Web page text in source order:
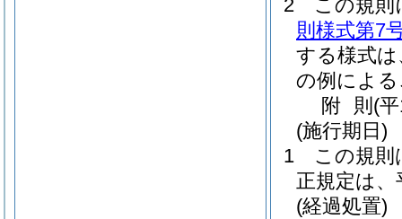
2
この規則
則様式第7
する様式は
の例によ
附 則 (
(施行期日)
1
この規則
正規定は
(経過処置)